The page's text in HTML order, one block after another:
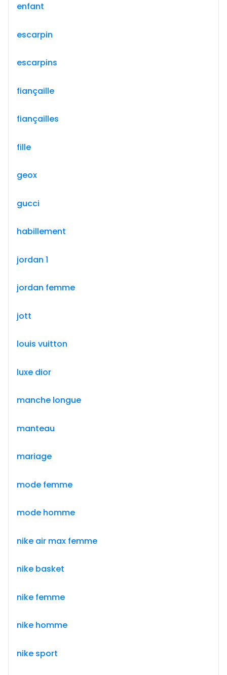
enfant
escarpin
escarpins
fiançaille
fiançailles
fille
geox
gucci
habillement
jordan 1
jordan femme
jott
louis vuitton
luxe dior
manche longue
manteau
mariage
mode femme
mode homme
nike air max femme
nike basket
nike femme
nike homme
nike sport